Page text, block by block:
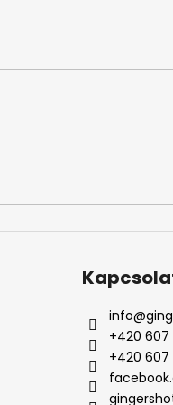
info@
+420 607
+420 607